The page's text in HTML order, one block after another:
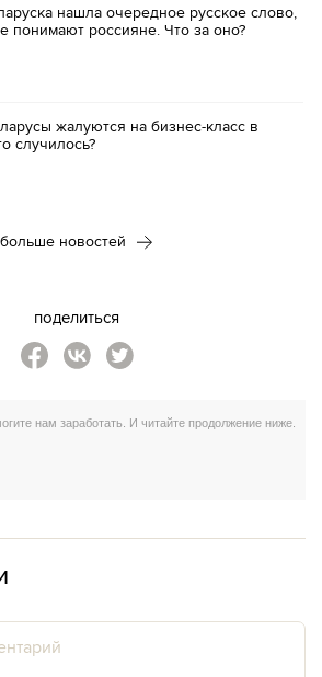
нашла очередное русское слово,
понимают россияне. Что за оно?
жалуются на бизнес-класс в
случилось?
больше новостей
поделиться